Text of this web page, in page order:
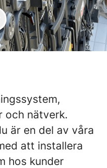
och nätverk.
är en del av våra
att installera
hos kunder